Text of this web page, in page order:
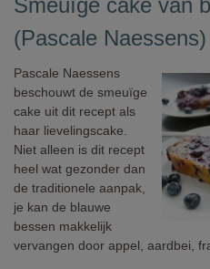
Smeuïge cake van
(Pascale Naessens)
Pascale Naessens
beschouwt de smeuïge
cake uit dit recept als
haar lievelingscake.
Niet alleen is dit recept
heel wat gezonder dan
de traditionele aanpak,
je kan de blauwe
bessen makkelijk
vervangen door appel, aardbei,